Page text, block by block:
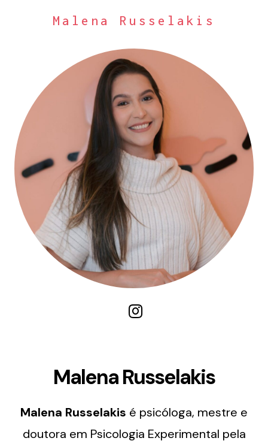
Malena Russelakis
Malena Russelakis
Malena Russelakis é psicóloga, mestre e
doutora em Psicologia Experimental pela